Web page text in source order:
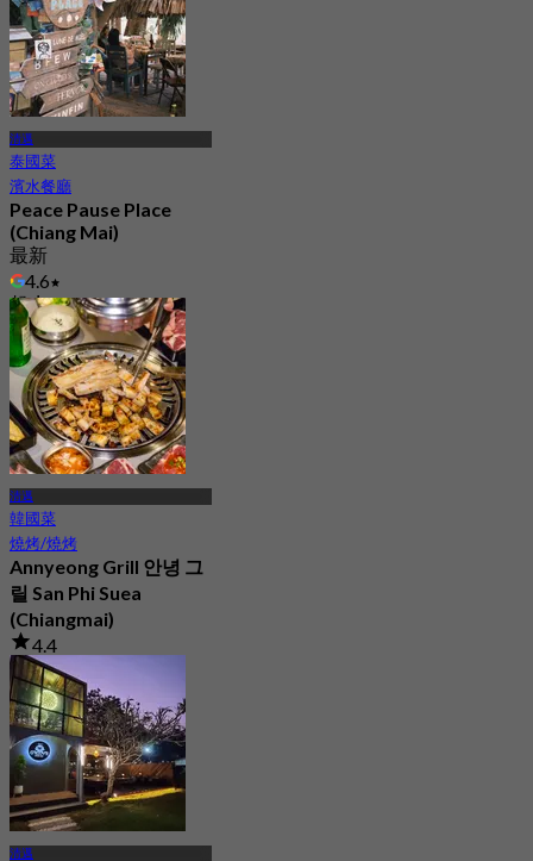
清邁
泰國菜
濱水餐廳
Peace Pause Place
(Chiang Mai)
最新
4.6
起฿ 263.33
清邁
韓國菜
燒烤/燒烤
Annyeong Grill 안녕 그
릴 San Phi Suea
(Chiangmai)
4.4
41 已預訂
起฿ 349
清邁